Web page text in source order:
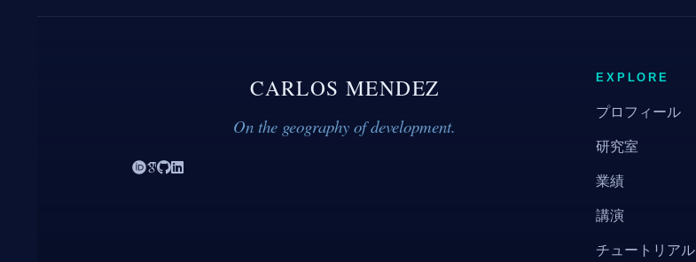
CARLOS MENDEZ
On the geography of development.
EXPLORE
プロフィール
研究室
業績
講演
チュートリアル